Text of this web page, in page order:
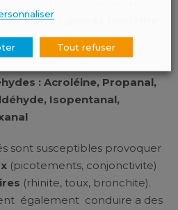
des lésions graves
) et entraîner la
: Acroléine, Propanal,
Isopentanal,
sont susceptibles provoquer
(picotements, conjonctivite)
(rhinite, toux, bronchite).
également conduire a des
Tout refuser